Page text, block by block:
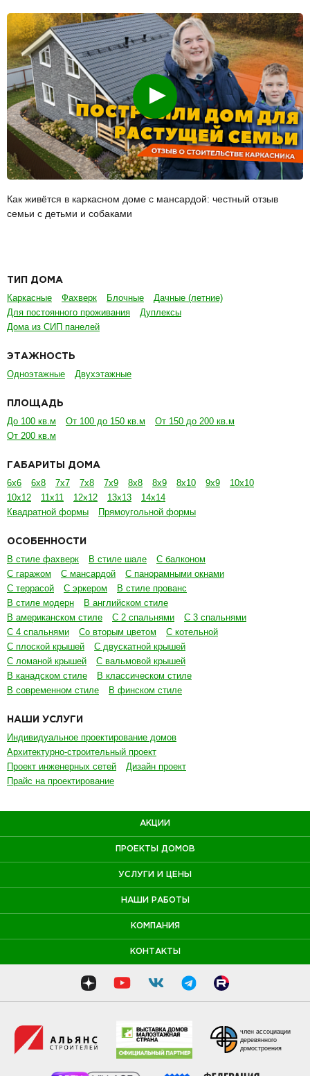
Смотреть
Как живётся в каркасном доме с мансардой: честный отзыв
семьи с детьми и собаками
ТИП ДОМА
Каркасные Фахверк Блочные
Дачные (летние)
Для постоянного проживания
Дуплексы
Дома из СИП панелей
ЭТАЖНОСТЬ
Одноэтажные Двухэтажные
ПЛОЩАДЬ
До 100 кв.м От 100 до 150 кв.м
От 150 до 200 кв.м
От 200 кв.м
ГАБАРИТЫ ДОМА
6х6 6х8 7х7 7х8 7х9 8х8 8х9 8х10 9х9
10х10
10х12
11х11 12х12 13х13
14х14
Квадратной формы
Прямоугольной формы
ОСОБЕННОСТИ
В стиле фахверк В стиле шале
С балконом
С гаражом
С мансардой
С панорамными окнами
С террасой
С эркером
В стиле прованс
В стиле модерн
В английском стиле
В американском стиле
С 2 спальнями
С 3 спальнями
С 4 спальнями
Со вторым цветом
С котельной
С плоской крышей
С двускатной крышей
С ломаной крышей
С вальмовой крышей
В канадском стиле
В классическом стиле
В современном стиле
В финском стиле
НАШИ УСЛУГИ
Индивидуальное проектирование домов
Архитектурно-строительный проект
Проект инженерных сетей
Дизайн проект
Прайс на проектирование
АКЦИИ
ПРОЕКТЫ ДОМОВ
УСЛУГИ И ЦЕНЫ
НАШИ РАБОТЫ
КОМПАНИЯ
КОНТАКТЫ
член ассоциации
деревянного
домостроения